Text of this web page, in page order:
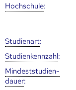
Hoch­schule:
Studienart:
Studien­kenn­zahl:
Mindest­studien­
dauer: